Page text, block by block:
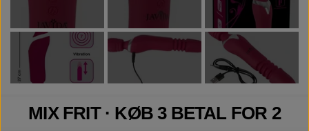
MIX FRIT · KØB 3 BETAL FOR 2